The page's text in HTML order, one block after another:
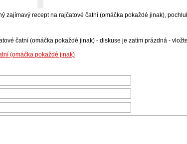
zajímavý recept na rajčatové čatní (omáčka pokaždé jinak),
čatní (omáčka pokaždé jinak) - diskuse je zatím prázdná -
(omáčka pokaždé jinak)